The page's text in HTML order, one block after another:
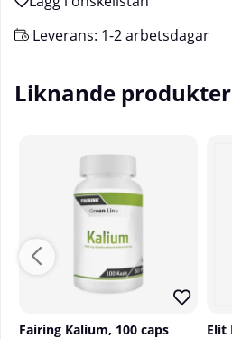
Leverans: 1-2 arbetsdagar
Liknande produkter
Fairing Kalium, 100 caps